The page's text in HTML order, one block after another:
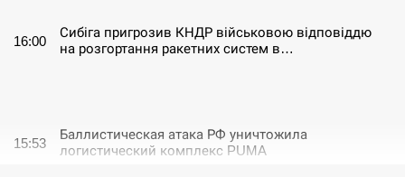
16:00
Сибіга пригрозив КНДР військовою відповіддю
на розгортання ракетних систем в…
15:53
Баллистическая атака РФ уничтожила
логистический комплекс PUMA